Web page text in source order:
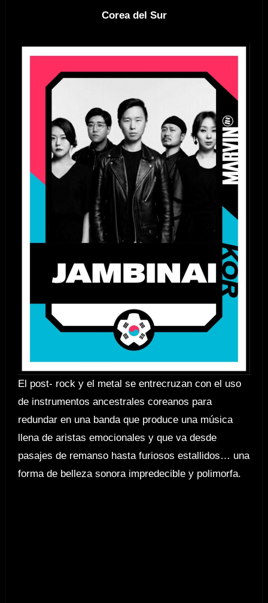
Corea del Sur
El post- rock y el metal se entrecruzan con el uso
de instrumentos ancestrales coreanos para
redundar en una banda que produce una música
llena de aristas emocionales y que va desde
pasajes de remanso hasta furiosos estallidos… una
forma de belleza sonora impredecible y polimorfa.